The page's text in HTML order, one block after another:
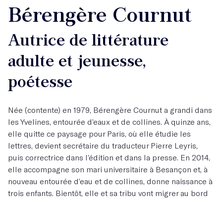
Bérengère Cournut
Autrice de littérature
adulte et jeunesse,
poétesse
Née (contente) en 1979, Bérengère Cournut a grandi dans
les Yvelines, entourée d’eaux et de collines. À quinze ans,
elle quitte ce paysage pour Paris, où elle étudie les
lettres, devient secrétaire du traducteur Pierre Leyris,
puis correctrice dans l’édition et dans la presse. En 2014,
elle accompagne son mari universitaire à Besançon et, à
nouveau entourée d’eau et de collines, donne naissance à
trois enfants. Bientôt, elle et sa tribu vont migrer au bord